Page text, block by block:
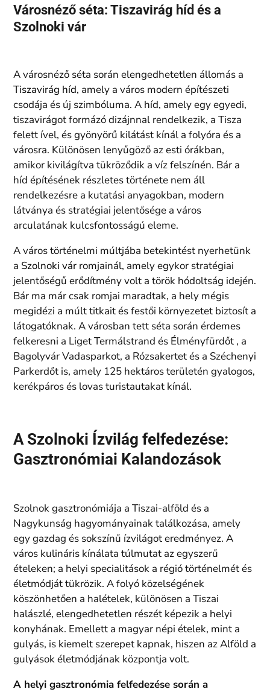
Városnéző séta: Tiszavirág híd és a
Szolnoki vár
A városnéző séta során elengedhetetlen állomás a
Tiszavirág híd, amely a város modern építészeti
csodája és új szimbóluma. A híd, amely egy egyedi,
tiszavirágot formázó dizájnnal rendelkezik, a Tisza
felett ível, és gyönyörű kilátást kínál a folyóra és a
városra. Különösen lenyűgöző az esti órákban,
amikor kivilágítva tükröződik a víz felszínén. Bár a
híd építésének részletes története nem áll
rendelkezésre a kutatási anyagokban, modern
látványa és stratégiai jelentősége a város
arculatának kulcsfontosságú eleme.
A város történelmi múltjába betekintést nyerhetünk
a Szolnoki vár romjainál, amely egykor stratégiai
jelentőségű erődítmény volt a török hódoltság idején.
Bár ma már csak romjai maradtak, a hely mégis
megidézi a múlt titkait és festői környezetet biztosít a
látogatóknak. A városban tett séta során érdemes
felkeresni a Liget Termálstrand és Élményfürdőt , a
Bagolyvár Vadasparkot, a Rózsakertet és a Széchenyi
Parkerdőt is, amely 125 hektáros területén gyalogos,
kerékpáros és lovas turistautakat kínál.
A Szolnoki Ízvilág felfedezése:
Gasztronómiai Kalandozások
Szolnok gasztronómiája a Tiszai-alföld és a
Nagykunság hagyományainak találkozása, amely
egy gazdag és sokszínű ízvilágot eredményez. A
város kulináris kínálata túlmutat az egyszerű
ételeken; a helyi specialitások a régió történelmét és
életmódját tükrözik. A folyó közelségének
köszönhetően a halételek, különösen a Tiszai
halászlé, elengedhetetlen részét képezik a helyi
konyhának. Emellett a magyar népi ételek, mint a
gulyás, is kiemelt szerepet kapnak, hiszen az Alföld a
gulyások életmódjának központja volt.
A helyi gasztronómia felfedezése során a